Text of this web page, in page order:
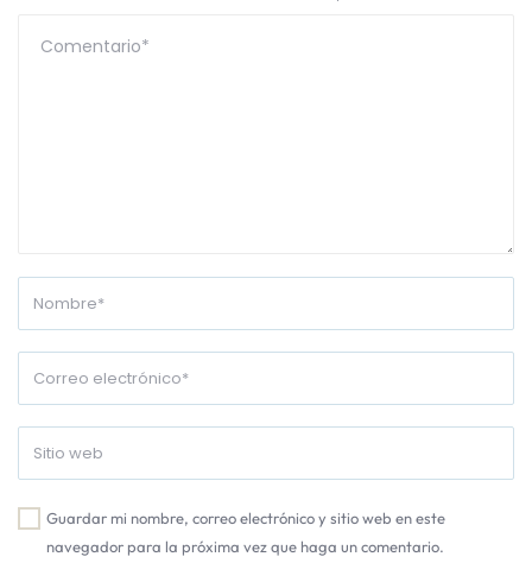
Guardar mi nombre, correo electrónico y sitio web en este
navegador para la próxima vez que haga un comentario.